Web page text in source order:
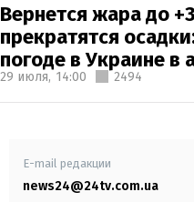
Вернется жара до
прекратятся
погоде в Украине в
29 июля, 14:00 2494
E-mail редакции
news24@24tv.com.ua